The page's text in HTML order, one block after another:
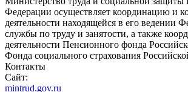
Федерации осуществляет координацию и
деятельности находящейся в его ведении
службы по труду и занятости, а также
деятельности Пенсионного фонда
Фонда социального страхования
Контакты
Сайт:
mintrud.gov.ru